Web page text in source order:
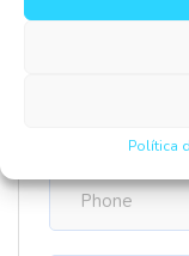
Política
vez que eu